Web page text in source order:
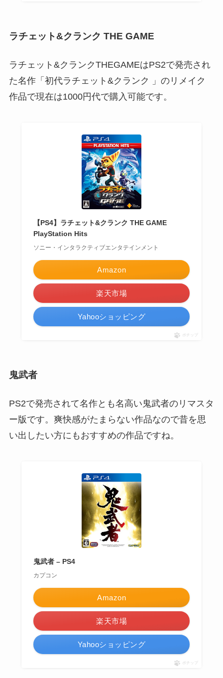
ラチェット&クランク THE GAME
ラチェット&クランクTHEGAMEはPS2で発売され
た名作「初代ラチェット&クランク 」のリメイク
作品で現在は1000円代で購入可能です。
【PS4】ラチェット&クランク THE GAME
PlayStation Hits
ソニー・インタラクティブエンタテインメント
Amazon
楽天市場
Yahooショッピング
ポチップ
鬼武者
PS2で発売されて名作とも名高い鬼武者のリマスタ
ー版です。爽快感がたまらない作品なので昔を思
い出したい方にもおすすめの作品ですね。
鬼武者 – PS4
カプコン
Amazon
楽天市場
Yahooショッピング
ポチップ